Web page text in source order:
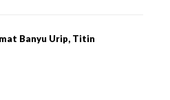
Banyu Urip, Titin